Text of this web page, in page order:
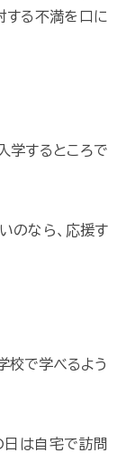
する不満を口に
学するところで
のなら、応援す
校で学べるよう
日は自宅で訪問